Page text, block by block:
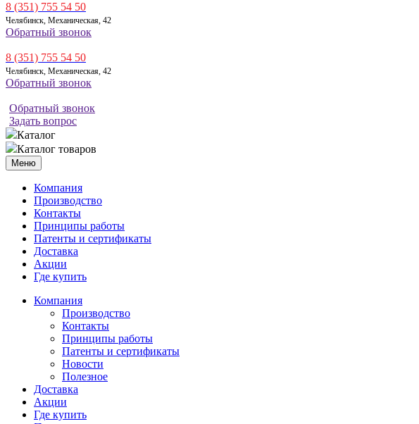
8 (351) 755 54 50
Челябинск, Механическая, 42
Обратный звонок
8 (351) 755 54 50
Челябинск, Механическая, 42
Обратный звонок
Обратный звонок
Задать вопрос
Каталог
Каталог товаров
Меню
Компания
Производство
Контакты
Принципы работы
Патенты и сертификаты
Доставка
Акции
Где купить
Компания
Производство
Контакты
Принципы работы
Патенты и сертификаты
Новости
Полезное
Доставка
Акции
Где купить